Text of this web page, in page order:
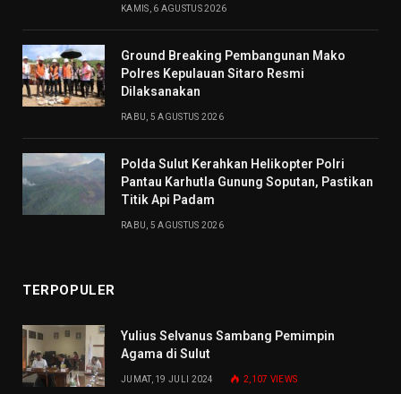
KAMIS, 6 AGUSTUS 2026
Ground Breaking Pembangunan Mako
Polres Kepulauan Sitaro Resmi
Dilaksanakan
RABU, 5 AGUSTUS 2026
Polda Sulut Kerahkan Helikopter Polri
Pantau Karhutla Gunung Soputan, Pastikan
Titik Api Padam
RABU, 5 AGUSTUS 2026
TERPOPULER
Yulius Selvanus Sambang Pemimpin
Agama di Sulut
JUMAT, 19 JULI 2024 2,107 VIEWS